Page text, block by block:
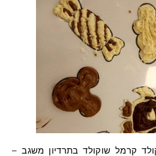
קרמל שוקולד בתרדיון משגב –